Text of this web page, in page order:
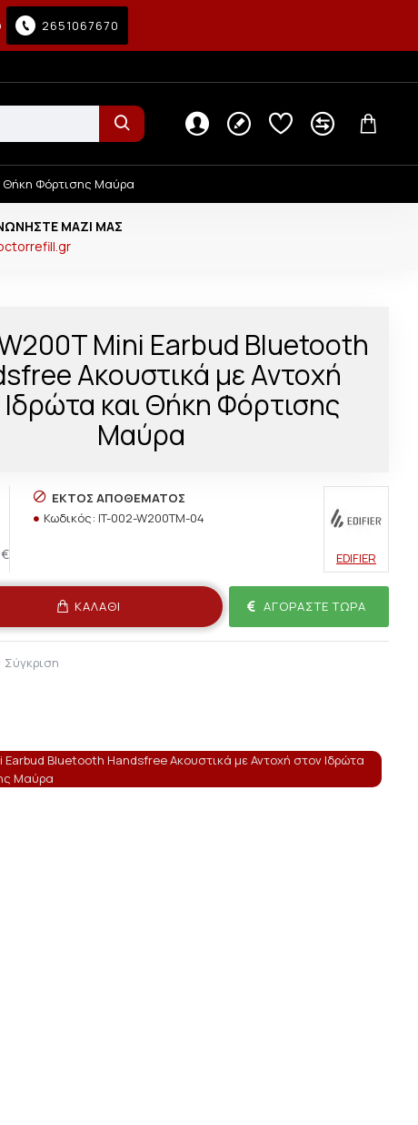
2651067670
Θήκη Φόρτισης Μαύρα
ΜΑΖΊ ΜΑΣ
Mini Earbud Bluetooth
Ακουστικά με Αντοχή
Ιδρώτα και Θήκη Φόρτισης
Μαύρα
ΕΚΤΌΣ ΑΠΟΘΈΜΑΤΟΣ
Κωδικός: IT-002-W200TM-04
EDIFIER
ΚΑΛΆΘΙ ΑΓΟΡΆΣΤΕ ΤΏΡΑ
Σύγκριση
Earbud Bluetooth Handsfree Ακουστικά με Αντοχή στον Ιδρώτα
Μαύρα